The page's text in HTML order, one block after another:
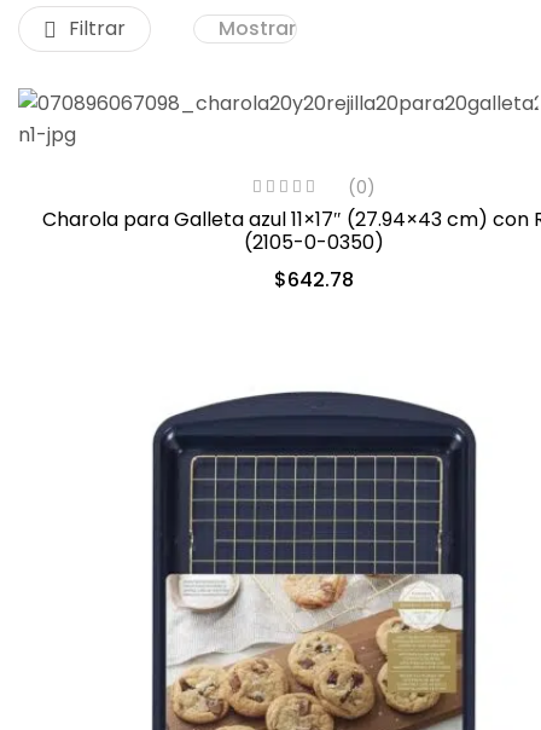
Filtrar Mostrar
(0)
Charola para Galleta azul 11×17″ (27.94×43 cm) con
(2105-0-0350)
$642.78